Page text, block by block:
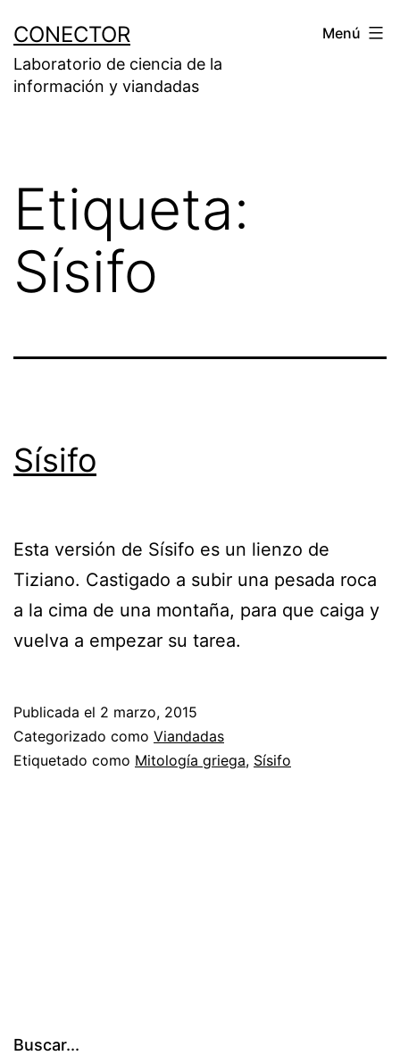
contenido
CONECTOR
Laboratorio de ciencia de la
información y viandadas
Menú
Etiqueta:
Sísifo
Sísifo
Esta versión de Sísifo es un lienzo de
Tiziano. Castigado a subir una pesada roca
a la cima de una montaña, para que caiga y
vuelva a empezar su tarea.
Publicada el 2 marzo, 2015
Categorizado como Viandadas
Etiquetado como Mitología griega, Sísifo
Buscar...